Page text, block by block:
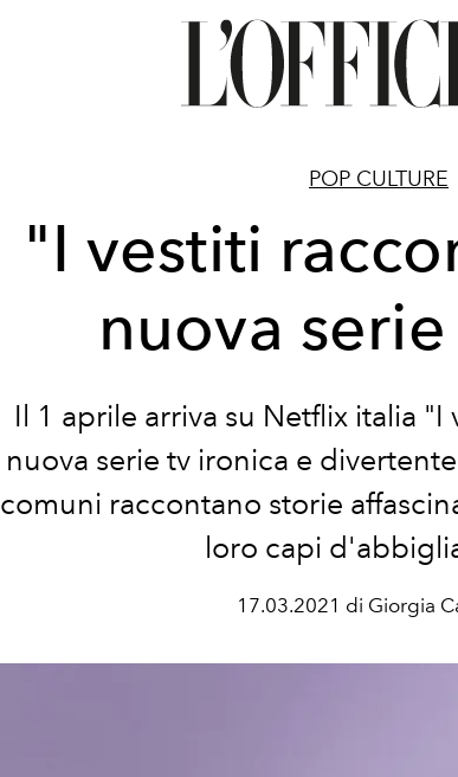
POP CULTURE
"I vestiti
nuova
Il 1 aprile arriva su Netflix italia
nuova serie tv ironica e
comuni raccontano storie
loro capi
17.03.2021 di Giorgia